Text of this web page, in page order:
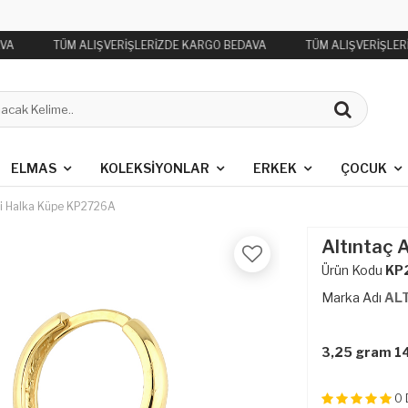
TÜM ALIŞVERİŞLERİZDE KARGO BEDAVA TÜM
ELMAS KOLEKSIYONLAR ERKEK ÇOCUK
Halka Küpe KP2726A
Altıntaç
Ürün Kodu
Marka Adı
3,25 gram
0